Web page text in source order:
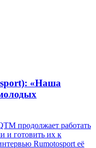
«Наша
продолжает работать
и готовить их к
Rumotosport её